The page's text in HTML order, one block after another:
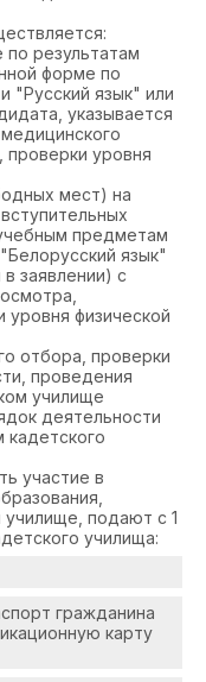
по результатам
форме по
"Русский язык" или
указывается
проверки уровня
мест) на
предметам
язык"
заявлении) с
уровня физической
отбора, проверки
проведения
училище
деятельности
участие в
училище, подают с 1
училища:
гражданина
карту